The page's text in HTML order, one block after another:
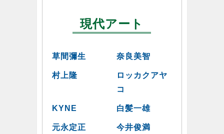
現代アート
草間彌生 奈良美智
村上隆
ロッカクアヤ
コ
KYNE 白髪一雄
元永定正 今井俊満